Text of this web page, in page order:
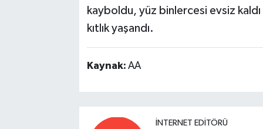
kayboldu, yüz binlercesi evsiz
kıtlık yaşandı.
Kaynak: AA
İNTERNET EDITÖRÜ